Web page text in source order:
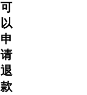
可
以
申
请
退
款